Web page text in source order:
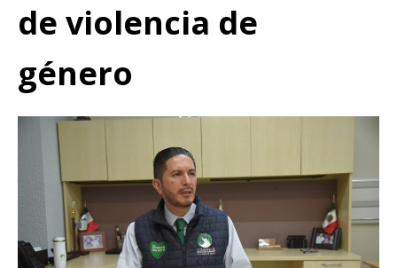
de violencia de
género